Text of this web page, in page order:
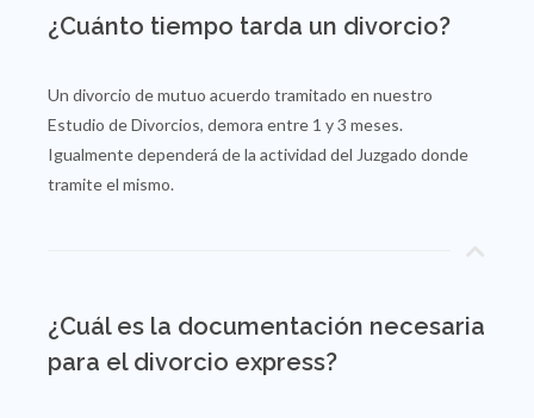
¿Cuánto tiempo tarda un divorcio?
Un divorcio de mutuo acuerdo tramitado en nuestro
Estudio de Divorcios, demora entre 1 y 3 meses.
Igualmente dependerá de la actividad del Juzgado donde
tramite el mismo.
¿Cuál es la documentación necesaria
para el divorcio express?